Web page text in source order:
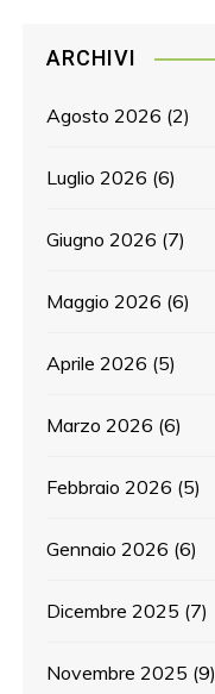
ARCHIVI
Agosto 2026 (2)
Luglio 2026 (6)
Giugno 2026 (7)
Maggio 2026 (6)
Aprile 2026 (5)
Marzo 2026 (6)
Febbraio 2026 (5)
Gennaio 2026 (6)
Dicembre 2025 (7)
Novembre 2025 (9)